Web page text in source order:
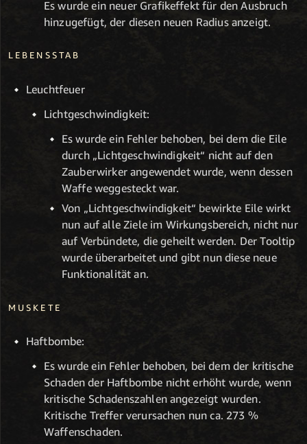
Es wurde ein neuer Grafikeffekt für den Ausbruch
hinzugefügt, der diesen neuen Radius anzeigt.
LEBENSSTAB
Leuchtfeuer
Lichtgeschwindigkeit:
Es wurde ein Fehler behoben, bei dem die Eile
durch „Lichtgeschwindigkeit“ nicht auf den
Zauberwirker angewendet wurde, wenn dessen
Waffe weggesteckt war.
Von „Lichtgeschwindigkeit“ bewirkte Eile wirkt
nun auf alle Ziele im Wirkungsbereich, nicht nur
auf Verbündete, die geheilt werden. Der Tooltip
wurde überarbeitet und gibt nun diese neue
Funktionalität an.
MUSKETE
Haftbombe:
Es wurde ein Fehler behoben, bei dem der kritische
Schaden der Haftbombe nicht erhöht wurde, wenn
kritische Schadenszahlen angezeigt wurden.
Kritische Treffer verursachen nun ca. 273 %
Waffenschaden.